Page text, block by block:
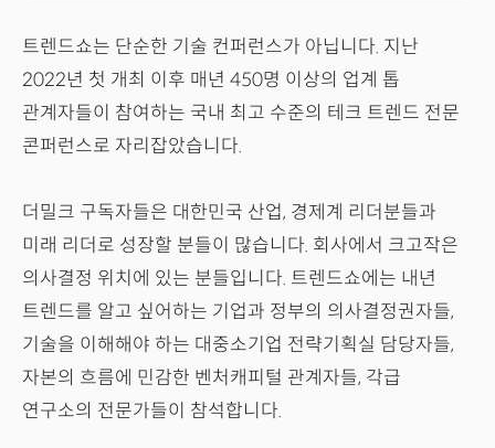
트렌드쇼는 단순한 기술 컨퍼런스가 아닙니다. 지난
2022년 첫 개최 이후 매년 450명 이상의 업계 톱
관계자들이 참여하는 국내 최고 수준의 테크 트렌드 전문
콘퍼런스로 자리잡았습니다.
더밀크 구독자들은 대한민국 산업, 경제계 리더분들과
미래 리더로 성장할 분들이 많습니다. 회사에서 크고작은
의사결정 위치에 있는 분들입니다. 트렌드쇼에는 내년
트렌드를 알고 싶어하는 기업과 정부의 의사결정권자들,
기술을 이해해야 하는 대중소기업 전략기획실 담당자들,
자본의 흐름에 민감한 벤처캐피털 관계자들, 각급
연구소의 전문가들이 참석합니다.